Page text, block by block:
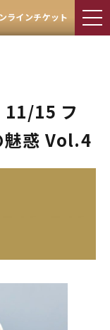
ラインチケット
11/15 フ
魅惑 Vol.4